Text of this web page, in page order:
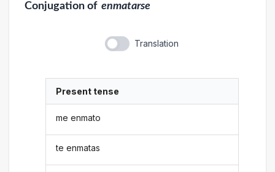
Conjugationof enmatarse
Translation
Present tense
me enmato
te enmatas